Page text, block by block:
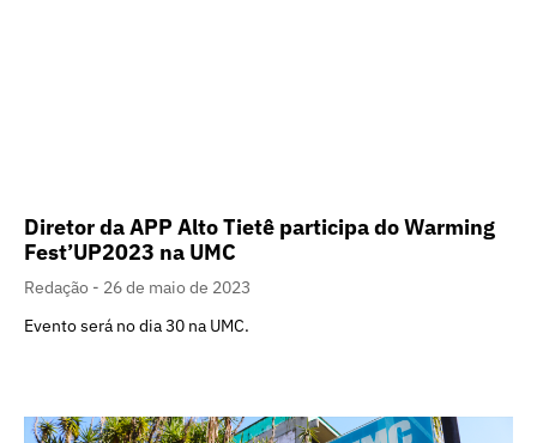
Diretor da APP Alto Tietê participa do Warming
Fest’UP2023 na UMC
Redação
26 de maio de 2023
Evento será no dia 30 na UMC.